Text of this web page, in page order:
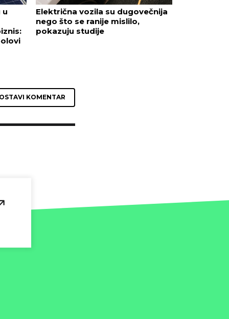
u
Električna vozila su dugovečnija
nego što se ranije mislilo,
pokazuju studije
OSTAVI KOMENTAR